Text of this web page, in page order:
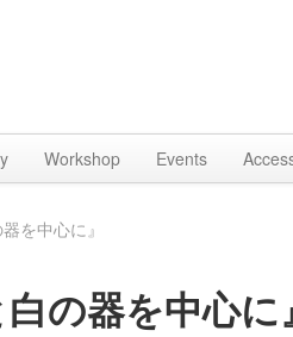
Workshop Events
を中心に』
の器を中心に